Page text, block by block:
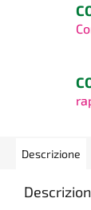
Descrizione